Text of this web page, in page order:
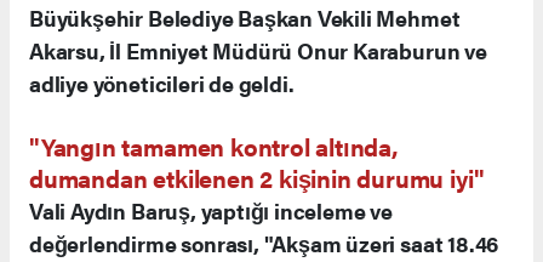
Büyükşehir Belediye Başkan Vekili Mehmet
Akarsu, İl Emniyet Müdürü Onur Karaburun ve
adliye yöneticileri de geldi.
"Yangın tamamen kontrol altında,
dumandan etkilenen 2 kişinin durumu iyi"
Vali Aydın Baruş, yaptığı inceleme ve
değerlendirme sonrası, "Akşam üzeri saat 18.46